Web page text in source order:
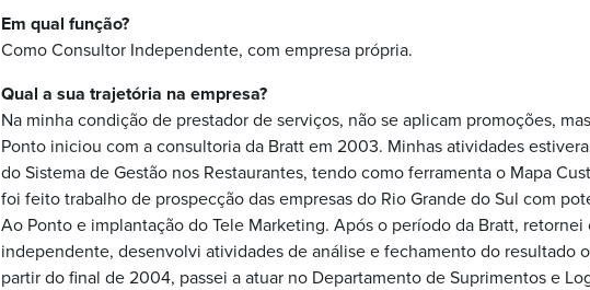
Em qual função?
Como Consultor Independente, com empresa própria.
Qual a sua trajetória na empresa?
Na minha condição de prestador de serviços, não se aplicam promoções,
Ponto iniciou com a consultoria da Bratt em 2003. Minhas atividades
do Sistema de Gestão nos Restaurantes, tendo como ferramenta o Mapa
foi feito trabalho de prospecção das empresas do Rio Grande do Sul com
Ao Ponto e implantação do Tele Marketing. Após o período da Bratt,
independente, desenvolvi atividades de análise e fechamento do resultado
partir do final de 2004, passei a atuar no Departamento de Suprimentos e